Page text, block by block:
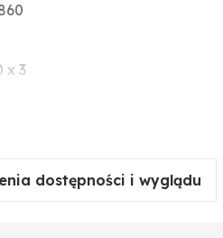
x 3
dostępności i wyglądu